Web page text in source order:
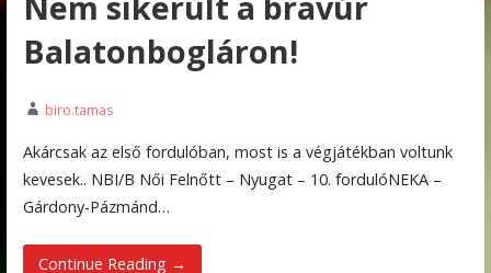
Balatonbogláron!
biro.tamas
Akárcsak az első fordulóban, most is a végjátékban voltunk
kevesek.. NBI/B Női Felnőtt – Nyugat – 10. fordulóNEKA –
Gárdony-Pázmánd…
Continue Reading →